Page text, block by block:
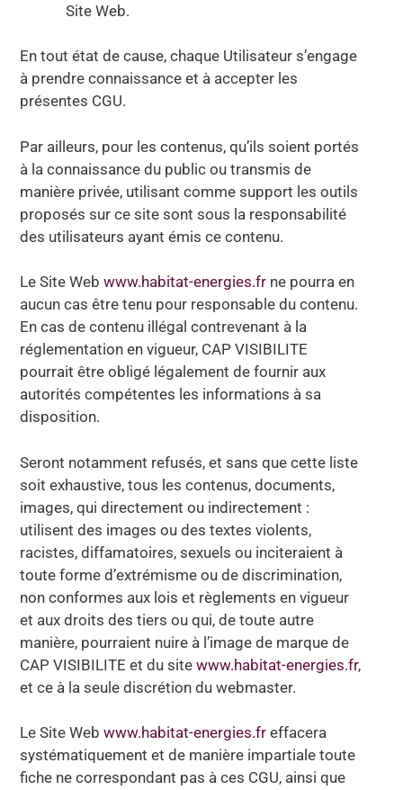
Site Web.
En tout état de cause, chaque Utilisateur s’engage
à prendre connaissance et à accepter les
présentes CGU.
Par ailleurs, pour les contenus, qu’ils soient portés
à la connaissance du public ou transmis de
manière privée, utilisant comme support les outils
proposés sur ce site sont sous la responsabilité
des utilisateurs ayant émis ce contenu.
Le Site Webwww.habitat-energies.fr ne pourra en
aucun cas être tenu pour responsable du contenu.
En cas de contenu illégal contrevenant à la
réglementation en vigueur, CAP VISIBILITE
pourrait être obligé légalement de fournir aux
autorités compétentes les informations à sa
disposition.
Seront notamment refusés, et sans que cette liste
soit exhaustive, tous les contenus, documents,
images, qui directement ou indirectement :
utilisent des images ou des textes violents,
racistes, diffamatoires, sexuels ou inciteraient à
toute forme d’extrémisme ou de discrimination,
non conformes aux lois et règlements en vigueur
et aux droits des tiers ou qui, de toute autre
manière, pourraient nuire à l’image de marque de
CAP VISIBILITE et du sitewww.habitat-energies.fr,
et ce à la seule discrétion du webmaster.
Le Site Webwww.habitat-energies.fr effacera
systématiquement et de manière impartiale toute
fiche ne correspondant pas à ces CGU, ainsi que